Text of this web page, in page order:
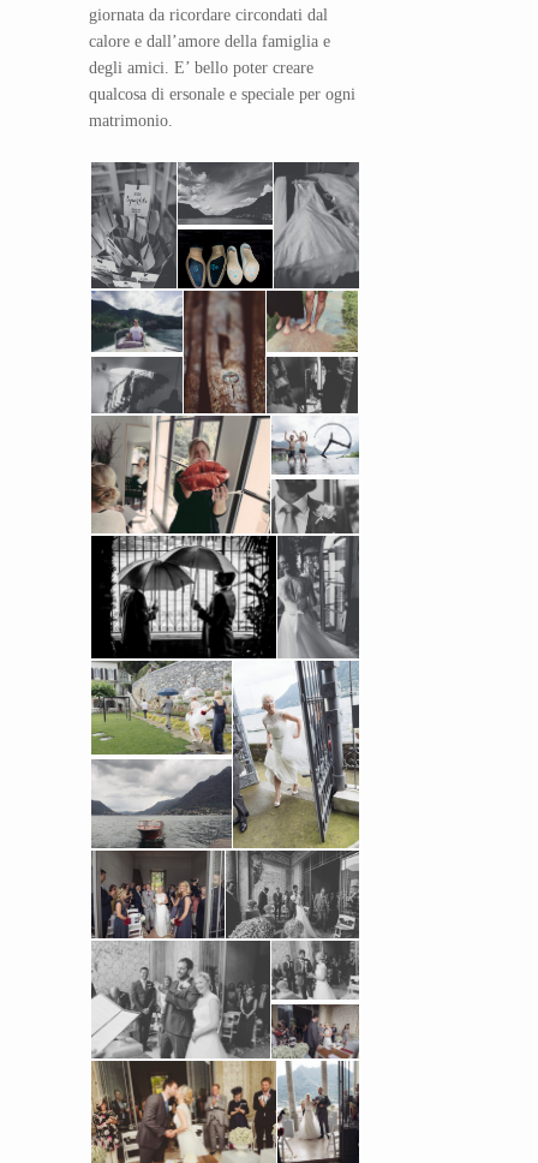
giornata da ricordare circondati dal
calore e dall’amore della famiglia e
degli amici. E’ bello poter creare
qualcosa di ersonale e speciale per ogni
matrimonio.